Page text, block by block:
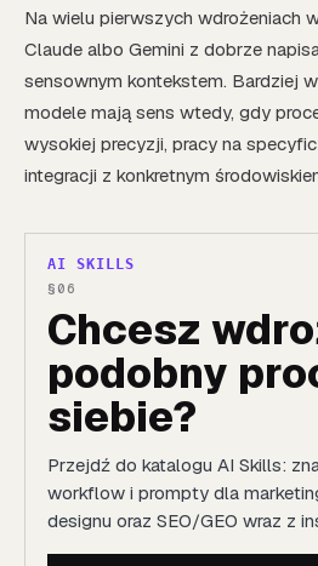
Na wielu pierwszych wdrożeniach
Claude albo Gemini z dobrze
sensownym kontekstem. Bardziej
modele mają sens wtedy, gdy
wysokiej precyzji, pracy na
integracji z konkretnym
AI SKILLS
Chcesz
podobny
siebie?
Przejdź do katalogu AI Skills:
workflow i prompty dla
designu oraz SEO/GEO wraz z